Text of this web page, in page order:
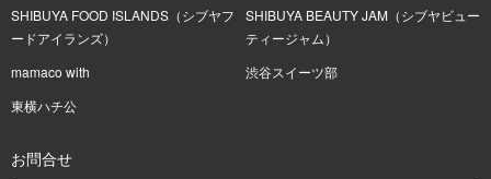
SHIBUYA FOOD ISLANDS（シブヤフ
ードアイランズ）
SHIBUYA BEAUTY JAM（シブヤビュー
ティージャム）
mamaco with
渋谷スイーツ部
東横ハチ公
お問合せ